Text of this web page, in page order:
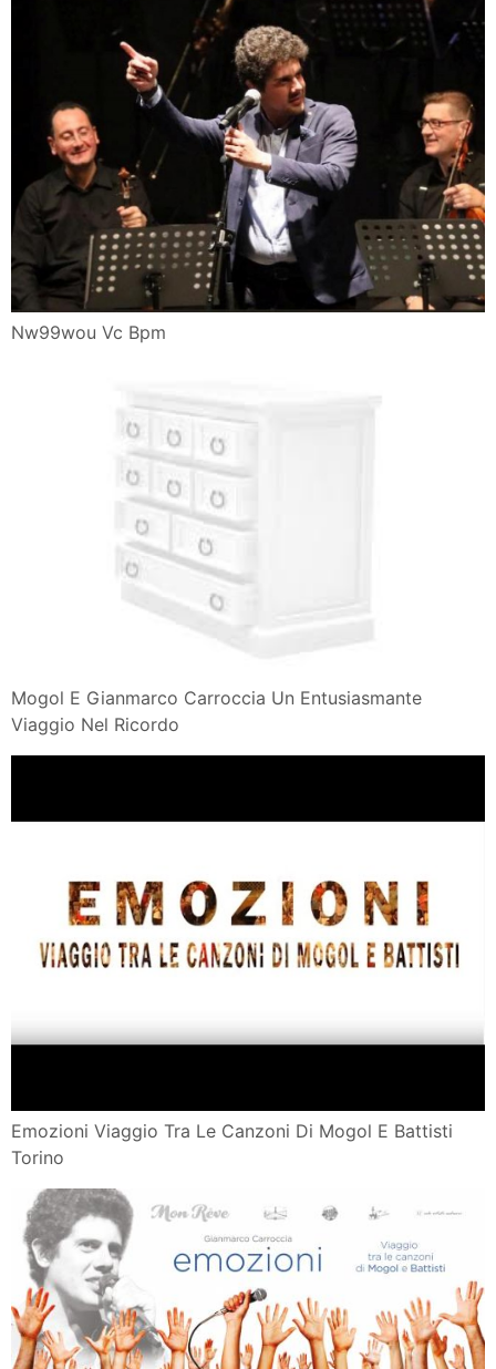
Nw99wou Vc Bpm
Mogol E Gianmarco Carroccia Un Entusiasmante
Viaggio Nel Ricordo
Emozioni Viaggio Tra Le Canzoni Di Mogol E Battisti
Torino